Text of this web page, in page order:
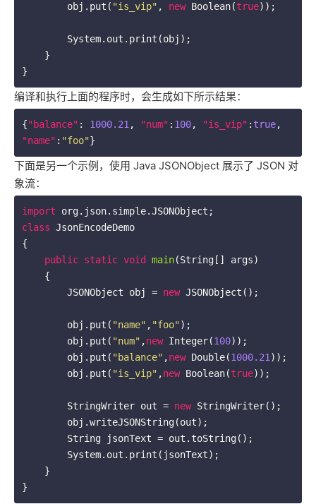
        obj.put(
"is_vip" , new Boolean(true));
}
编译和执行上面的程序时，会生成如下所示结果：
{"balance" : 1000.21 , "num" : 100, "is_vip" : true
"name" : "foo"}
下面是另一个示例，使用 Java JSONObject 展示了 JSON 对
象流：
import
class JsonEncodeDemo
{
public static void main(String[] args)
{
        JSONObject obj =
new JSONObject();
        obj.put(
"name" , "foo" );
        obj.put(
"num" ,new Integer(100));
        obj.put(
"balance" ,new Double(1000.21 ));
        obj.put(
"is_vip" ,new Boolean(true));
        StringWriter out =
new StringWriter();
}